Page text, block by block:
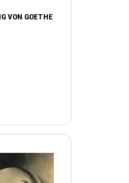
VON GOETHE